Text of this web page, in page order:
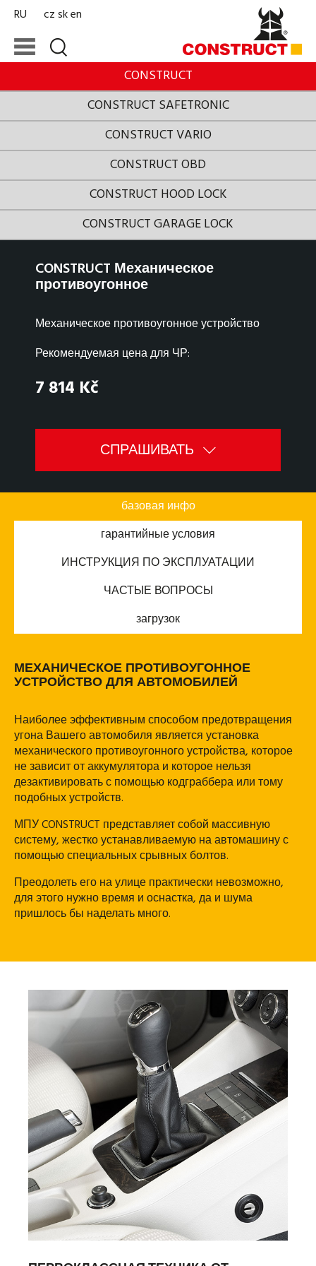
RU czsken
CONSTRUCT
CONSTRUCT SAFETRONIC
CONSTRUCT VARIO
CONSTRUCT OBD
CONSTRUCT HOOD LOCK
CONSTRUCT GARAGE LOCK
CONSTRUCT Механическое
противоугонное
Механическое противоугонное устройство
Рекомендуемая цена для ЧР:
7 814 Kč
СПРАШИВАТЬ
базовая инфо
гарантийные условия
ИНСТРУКЦИЯ ПО ЭКСПЛУАТАЦИИ
ЧАСТЫЕ ВОПРОСЫ
загрузок
МЕХАНИЧЕСКОЕ ПРОТИВОУГОННОЕ
УСТРОЙСТВО ДЛЯ АВТОМОБИЛЕЙ
Наиболее эффективным способом предотвращения
угона Вашего автомобиля является установка
механического противоугонного устройства, которое
не зависит от аккумулятора и которое нельзя
дезактивировать с помощью кодграббера или тому
подобных устройств.
МПУ CONSTRUCT представляет собой массивную
систему, жестко устанавливаемую на автомашину с
помощью специальных срывных болтов.
Преодолеть его на улице практически невозможно,
для этого нужно время и оснастка, да и шума
пришлось бы наделать много.